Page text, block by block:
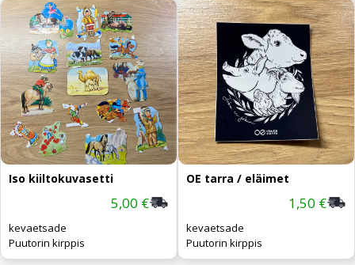
Iso kiiltokuvasetti
5,00 €
kevaetsade
Puutorin kirppis
OE tarra / eläimet
1,50 €
kevaetsade
Puutorin kirppis